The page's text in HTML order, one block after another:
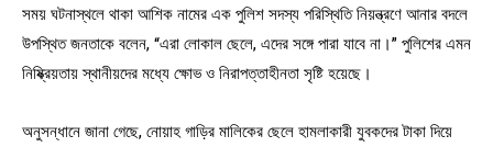
সময় ঘটনাস্থলে থাকা আশিক নামের এক পুলিশ সদস্য পরিস্থিতি নিয়ন্ত্রণে আনার বদলে
উপস্থিত জনতাকে বলেন, “এরা লোকাল ছেলে, এদের সঙ্গে পারা যাবে না।” পুলিশের এমন
নিষ্ক্রিয়তায় স্থানীয়দের মধ্যে ক্ষোভ ও নিরাপত্তাহীনতা সৃষ্টি হয়েছে।
অনুসন্ধানে জানা গেছে, নোয়াহ গাড়ির মালিকের ছেলে হামলাকারী যুবকদের টাকা দিয়ে